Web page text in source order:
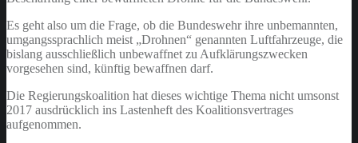
Es geht also um die Frage, ob die Bundeswehr ihre unbemannten,
umgangssprachlich meist „Drohnen“ genannten Luftfahrzeuge, die
bislang ausschließlich unbewaffnet zu Aufklärungszwecken
vorgesehen sind, künftig bewaffnen darf.
Die Regierungskoalition hat dieses wichtige Thema nicht umsonst
2017 ausdrücklich ins Lastenheft des Koalitionsvertrages
aufgenommen.